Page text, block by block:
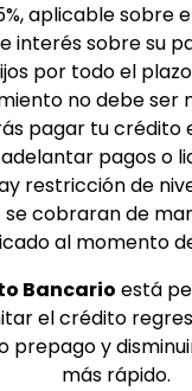
aplicable
interés sobre su
por todo el
no debe ser
pagar tu crédito
pagos o
restricción de
se cobraran de
al momento
Bancario está
el crédito
prepago y
más rápido.